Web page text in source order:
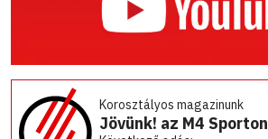
Korosztályos magazinunk
Jövünk! az M4 Sporton